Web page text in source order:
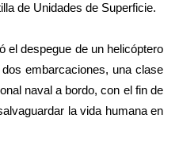
de Unidades de Superficie.
el despegue de un helicóptero
embarcaciones, una clase
naval a bordo, con el fin de
la vida humana en